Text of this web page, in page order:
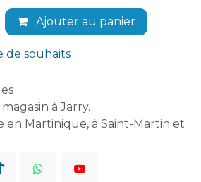
Ajouter au panier
de souhaits
à Jarry.
en Martinique, à Saint-Martin et